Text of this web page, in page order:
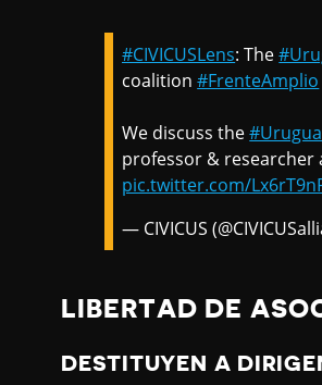
#CIVICUSLens: The
coalition#FrenteAmplio
We discuss the
professor & researcher
pic.twitter.com/
— CIVICUS
LIBERTAD DE
DESTITUYEN A